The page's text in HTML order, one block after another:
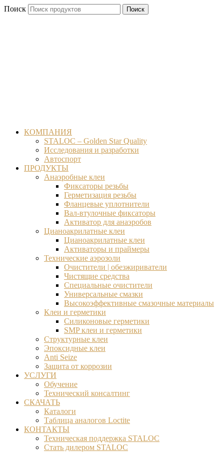
Перейти
Поиск Поиск
КОМПАНИЯ
STALOC – Golden Star Quality
Исследования и разработки
Автоспорт
ПРОДУКТЫ
Анаэробные клеи
Фиксаторы резьбы
Герметизация резьбы
Фланцевые уплотнители
Вал-втулочные фиксаторы
Активатор для анаэробов
Цианоакрилатные клеи
Цианоакрилатные клеи
Активаторы и праймеры
Технические аэрозоли
Очистители | обезжириватели
Чистящие средства​
Специальные очистители
Универсальные смазки
Высокоэффективные смазочные материалы
Клеи и герметики
Силиконовые герметики
SMP клеи и герметики
Структурные клеи
Эпоксидные клеи
Anti Seize
Защита от коррозии
УСЛУГИ
Обучение
Технический консалтинг
СКАЧАТЬ
Каталоги
Таблица аналогов Loctite
КОНТАКТЫ
Техническая поддержка STALOC
Стать дилером STALOC